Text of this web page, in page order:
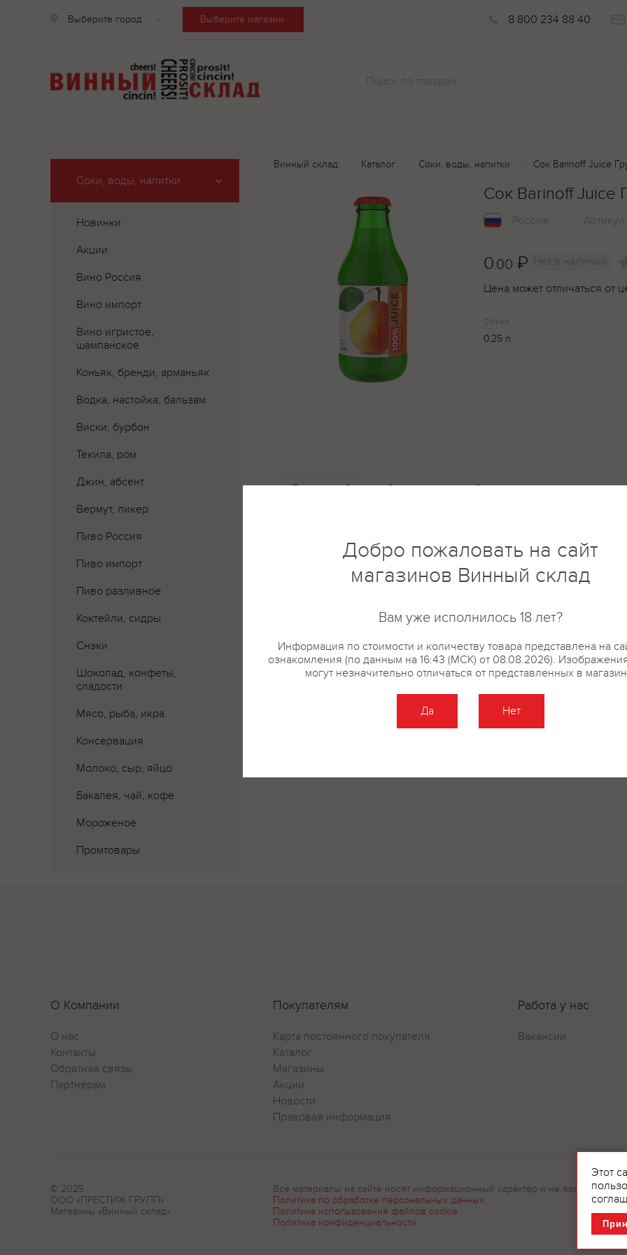
Выберите город Выберите магазин 8 800 234 88 40
Соки, воды, напитки
Новинки
Акции
Вино Россия
Вино импорт
Вино игристое,
шампанское
Коньяк, бренди, арманьяк
Водка, настойка, бальзам
Виски, бурбон
Текила, ром
Джин, абсент
Вермут, ликер
Пиво Россия
Пиво импорт
Пиво разливное
Коктейли, сидры
Снэки
Шоколад, конфеты,
сладости
Мясо, рыба, икра
Консервация
Молоко, сыр, яйцо
Бакалея, чай, кофе
Мороженое
Промтовары
Винный склад Каталог Соки, воды, напитки Сок Barinoff Juice
Сок Barinoff Juice
Россия Артикул:
0.00 ₽ Нет в наличии
Цена может отличаться от
Объем
0.25 л.
Где купить? Описание Отзывы
О Компании
О нас
Контакты
Обратная связь
Партнерам
Покупателям
Карта постоянного покупателя
Каталог
Магазины
Акции
Новости
Правовая информация
Работа у нас
Вакансии
© 2025
ООО «ПРЕСТИЖ ГРУПП»
Магазины «Винный склад»
Все материалы на сайте носят информационный характер и не являются
Политика по обработке персональных данных
Политика использования файлов cookie
Политика конфиденциальности
Этот
Добро пожаловать на сайт
магазинов Винный склад
Вам уже исполнилось 18 лет?
Информация по стоимости и количеству товара представлена на
ознакомления (по данным на 16:43 (МСК) от 08.08.2026).
могут незначительно отличаться от представленных в
Да Нет